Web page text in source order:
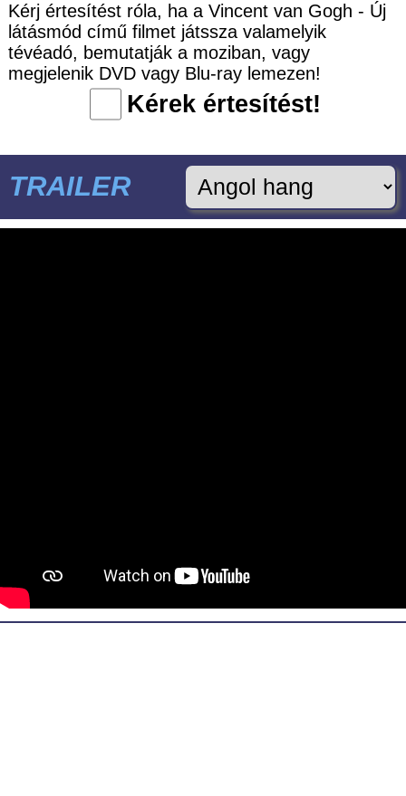
Kérj értesítést róla, ha a Vincent van Gogh - Új
látásmód című filmet játssza valamelyik
tévéadó, bemutatják a moziban, vagy
megjelenik DVD vagy Blu-ray lemezen!
Kérek értesítést!
TRAILER